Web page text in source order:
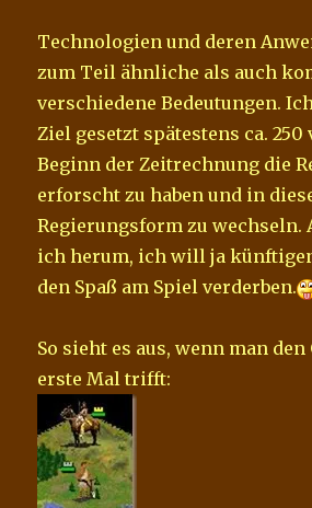
Technologien und deren
zum Teil ähnliche als auch
verschiedene Bedeutungen.
Ziel gesetzt spätestens ca. 250
Beginn der Zeitrechnung die
erforscht zu haben und in
Regierungsform zu wechseln.
ich herum, ich will ja
den Spaß am Spiel verderben.
So sieht es aus, wenn man den
erste Mal trifft: